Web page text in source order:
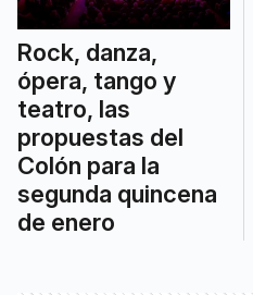
Rock, danza,
ópera, tango y
teatro, las
propuestas del
Colón para la
segunda quincena
de enero